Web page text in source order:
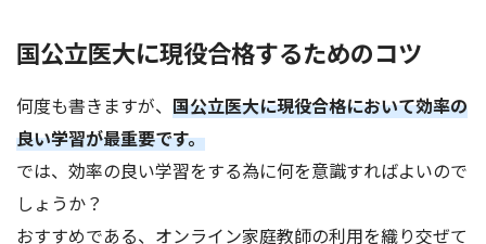
国公立医大に現役合格するためのコツ
何度も書きますが、 国公立医大に現役合格において効率の
良い学習が最重要です。
では、効率の良い学習をする為に何を意識すればよいので
しょうか？
おすすめである、オンライン家庭教師の利用を織り交ぜて